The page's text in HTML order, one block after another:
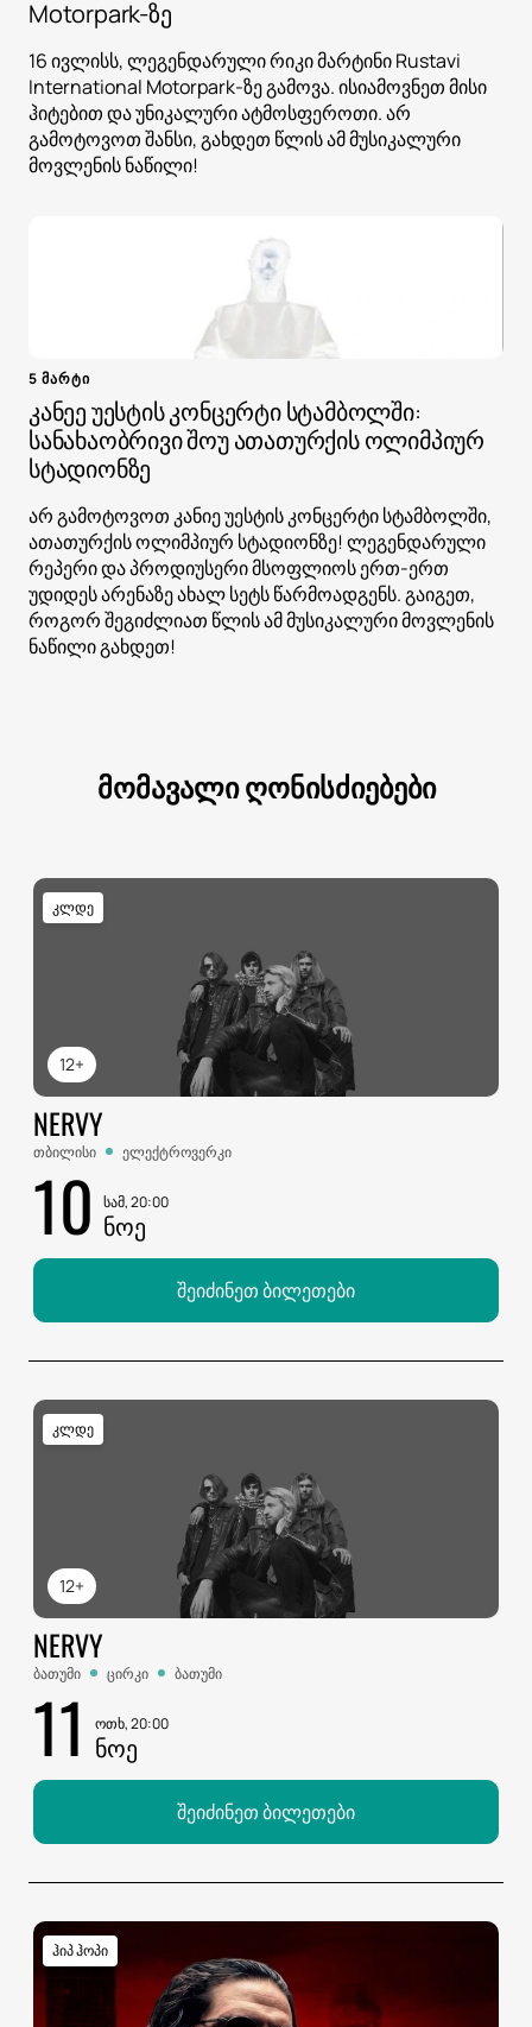
Motorpark-ზე
16 ივლისს, ლეგენდარული რიკი მარტინი Rustavi
International Motorpark-ზე გამოვა. ისიამოვნეთ მისი
ჰიტებით და უნიკალური ატმოსფეროთი. არ
გამოტოვოთ შანსი, გახდეთ წლის ამ მუსიკალური
მოვლენის ნაწილი!
5 მარტი
კანეე უესტის კონცერტი სტამბოლში:
სანახაობრივი შოუ ათათურქის ოლიმპიურ
სტადიონზე
არ გამოტოვოთ კანიე უესტის კონცერტი სტამბოლში,
ათათურქის ოლიმპიურ სტადიონზე! ლეგენდარული
რეპერი და პროდიუსერი მსოფლიოს ერთ-ერთ
უდიდეს არენაზე ახალ სეტს წარმოადგენს. გაიგეთ,
როგორ შეგიძლიათ წლის ამ მუსიკალური მოვლენის
ნაწილი გახდეთ!
მომავალი ღონისძიებები
12+
კლდე
NERVY
თბილისი ელექტროვერკი
10 სამ, 20:00
ᲜᲝᲔ
შეიძინეთ ბილეთები
12+
კლდე
NERVY
ბათუმი ცირკი ბათუმი
11 ოთხ, 20:00
ᲜᲝᲔ
შეიძინეთ ბილეთები
ჰიპ ჰოპი